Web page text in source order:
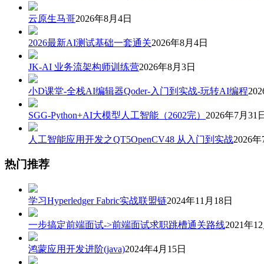
云原生马哥2026年8月4日
2026最新AI测试基础一套通关2026年8月4日
JK-AI 业务流架构师训练营2026年8月3日
小D课堂-全栈AI编辑器Qoder-入门到实战-玩转AI编程
SGG-Python+AI大模型人工智能（2602完） 2026年7月31日
人工智能应用开发之QT5OpenCV48 从入门到实战2026年
热门推荐
学习Hyperledger Fabric实战联盟链2024年11月18日
一步搞定前端面试->前端面试求职跳槽通关路线2021年
鸿蒙应用开发进阶(java)2024年4月15日